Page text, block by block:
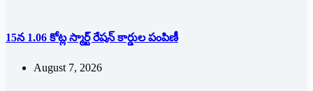
15న 1.06 కోట్ల స్మార్ట్ రేషన్ కార్డుల పంపిణీ
August 7, 2026